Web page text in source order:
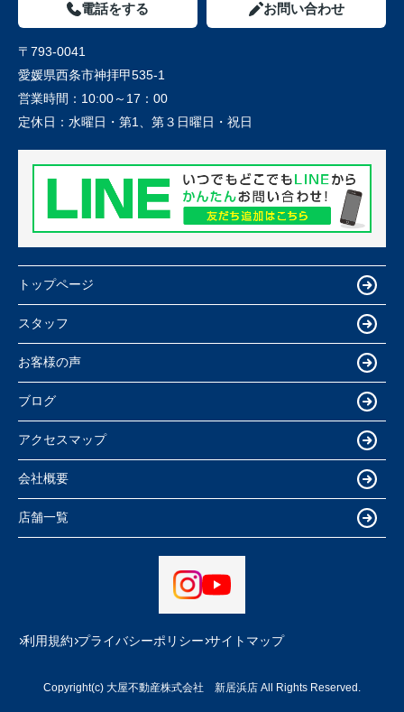
電話をする お問い合わせ
〒793-0041
愛媛県西条市神拝甲535-1
営業時間： 10:00～17：00
定休日： 水曜日・第1、第３日曜日・祝日
トップページ
スタッフ
お客様の声
ブログ
アクセスマップ
会社概要
店舗一覧
利用規約 プライバシーポリシー サイトマップ
Copyright(c) 大屋不動産株式会社 新居浜店 All Rights Reserved.